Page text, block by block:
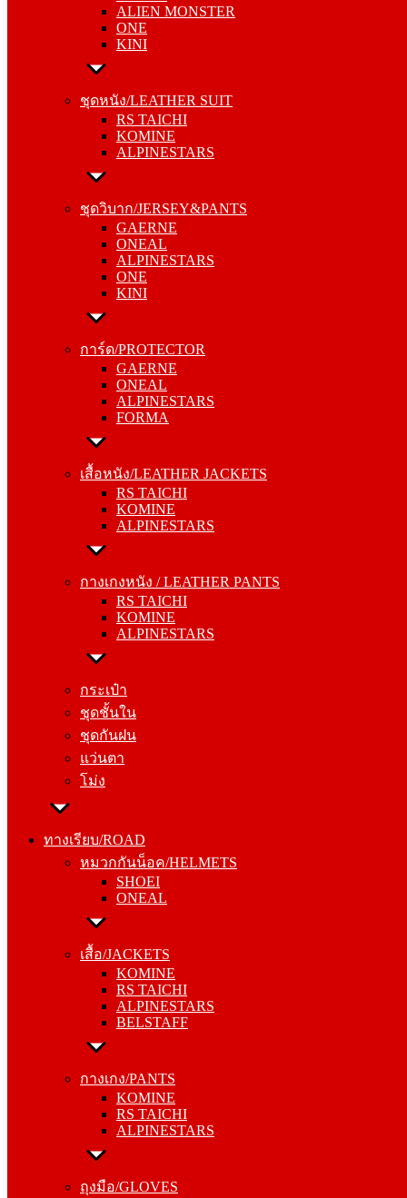
ALIEN MONSTER
ONE
KINI
ชุดหนัง/LEATHER SUIT
RS TAICHI
KOMINE
ALPINESTARS
ชุดวิบาก/JERSEY&PANTS
GAERNE
ONEAL
ALPINESTARS
ONE
KINI
การ์ด/PROTECTOR
GAERNE
ONEAL
ALPINESTARS
FORMA
เสื้อหนัง/LEATHER JACKETS
RS TAICHI
KOMINE
ALPINESTARS
กางเกงหนัง / LEATHER PANTS
RS TAICHI
KOMINE
ALPINESTARS
กระเป๋า
ชุดชั้นใน
ชุดกันฝน
แว่นตา
โม่ง
ทางเรียบ/ROAD
หมวกกันน็อค/HELMETS
SHOEI
ONEAL
เสื้อ/JACKETS
KOMINE
RS TAICHI
ALPINESTARS
BELSTAFF
กางเกง/PANTS
KOMINE
RS TAICHI
ALPINESTARS
ถุงมือ/GLOVES
KINI
ชุดหนัง/LEATHER SUIT
KOMINE
ALPINESTARS
ชุดวิบาก/JERSEY&PANTS
ONEAL
ALPINESTARS
ONE
KINI
การ์ด/PROTECTOR
ONEAL
ALPINESTARS
FORMA
เสื้อหนัง/LEATHER JACKETS
KOMINE
ALPINESTARS
กางเกงหนัง / LEATHER PANTS
KOMINE
ALPINESTARS
กระเป๋า
ชุดชั้นใน
ชุดกันฝน
แว่นตา
โม่ง
ทางเรียบ/ROAD
หมวกกันน็อค/HELMETS
SHOEI
ONEAL
เสื้อ/JACKETS
RS TAICHI
ALPINESTARS
BELSTAFF
กางเกง/PANTS
RS TAICHI
ALPINESTARS
ถุงมือ/GLOVES
RS TAICHI